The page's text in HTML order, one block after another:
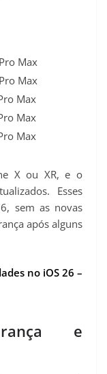
Max
Max
Max
Max
Max
X ou XR, e o
Esses
sem as novas
após alguns
no iOS 26 –
e